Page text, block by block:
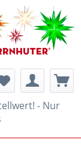
- Nur